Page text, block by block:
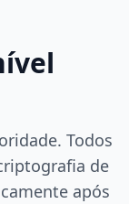
Todos
de
após